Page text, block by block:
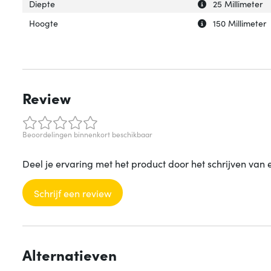
Uitleg over
Verberg uitleg
Diepte
25 Millimeter
Uitleg over
Verberg uitleg
Hoogte 150 Millimeter
Review
Beoordelingen binnenkort beschikbaar
Deel je ervaring met het product door het schrijven van
Schrijf een review
Alternatieven